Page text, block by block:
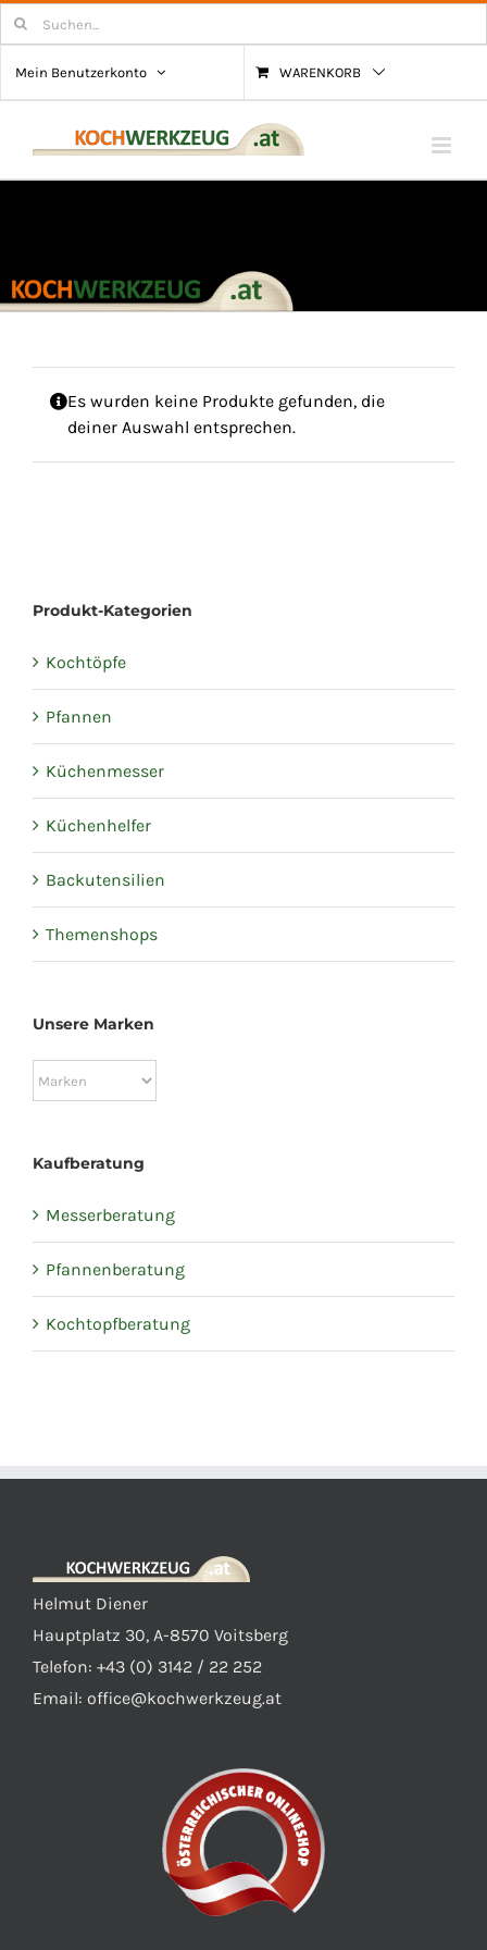
Zum
Inhalt
springen
Suchen
nach:
Mein Benutzerkonto
WARENKORB
Es wurden keine Produkte gefunden, die
deiner Auswahl entsprechen.
Produkt-Kategorien
Kochtöpfe
Pfannen
Küchenmesser
Küchenhelfer
Backutensilien
Themenshops
Unsere Marken
Kaufberatung
Messerberatung
Pfannenberatung
Kochtopfberatung
Helmut Diener
Hauptplatz 30, A-8570 Voitsberg
Telefon: +43 (0) 3142 / 22 252
Email: office@kochwerkzeug.at